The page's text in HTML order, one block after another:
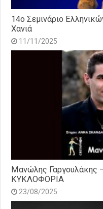
14o Σεμινάριο
Χανιά
11/11/2025
Μανώλης Γαργουλάκης
ΚΥΚΛΟΦΟΡΙΑ
23/08/2025